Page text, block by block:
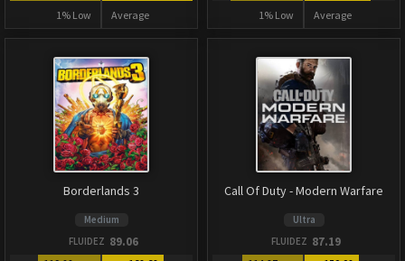
1% Low Average 1% Low Average
Borderlands 3
Medium
FLUIDEZ 89.06
Call Of Duty - Modern Warfare
Ultra
FLUIDEZ 87.19